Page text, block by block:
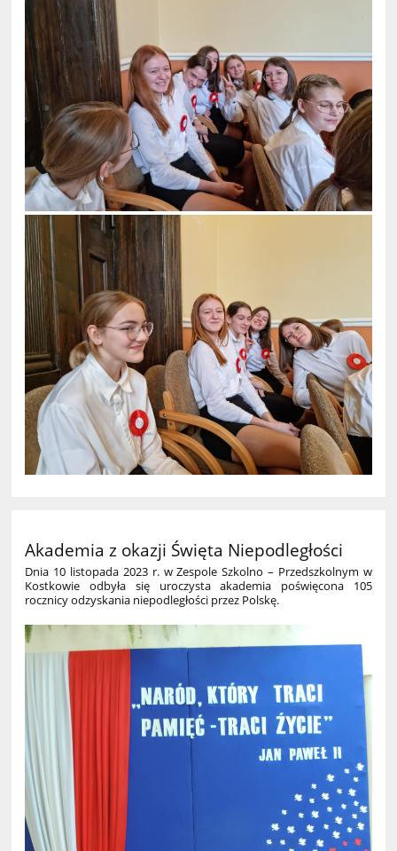
Akademia z okazji Święta Niepodległości
Dnia 10 listopada 2023 r. w Zespole Szkolno – Przedszkolnym w
Kostkowie odbyła się uroczysta akademia poświęcona 105
rocznicy odzyskania niepodległości przez Polskę.